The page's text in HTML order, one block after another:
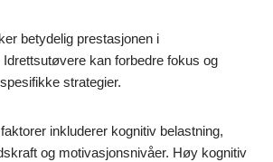
betydelig prestasjonen i
Idrettsutøvere kan forbedre fokus og
strategier.
inkluderer kognitiv belastning,
og motivasjonsnivåer. Høy kognitiv